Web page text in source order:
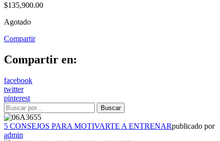
$135,900.00
Agotado
Compartir
Compartir en:
facebook
twitter
pinterest
5 CONSEJOS PARA MOTIVARTE A ENTRENARpublicado por
admin